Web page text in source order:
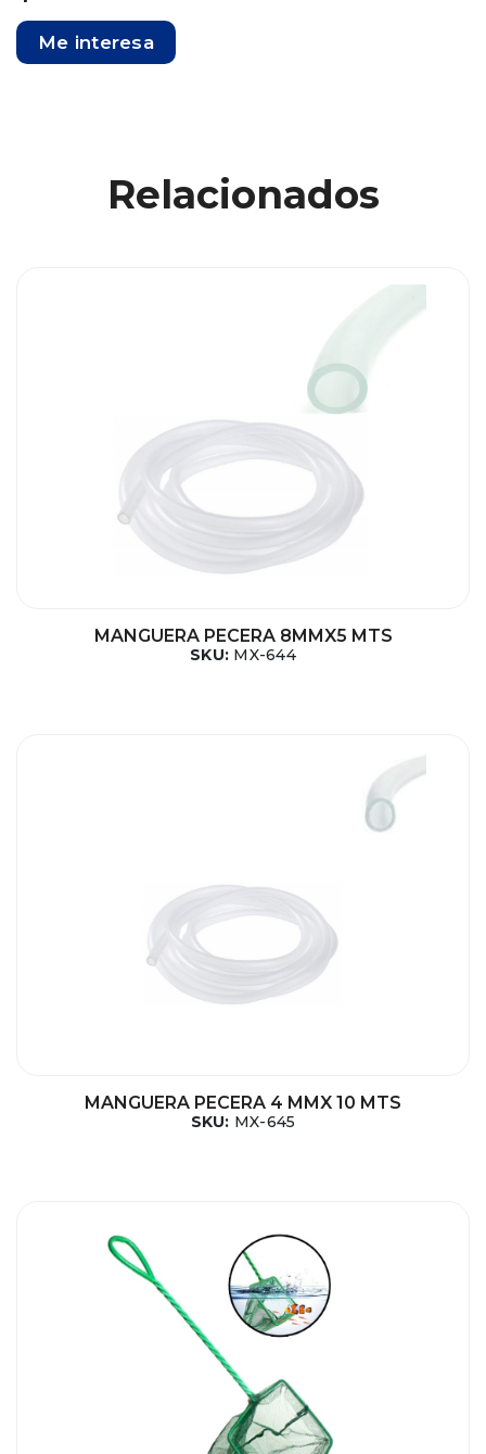
Me interesa
Relacionados
MANGUERA PECERA 8MMX5 MTS
SKU: MX-644
MANGUERA PECERA 4 MMX 10 MTS
SKU: MX-645